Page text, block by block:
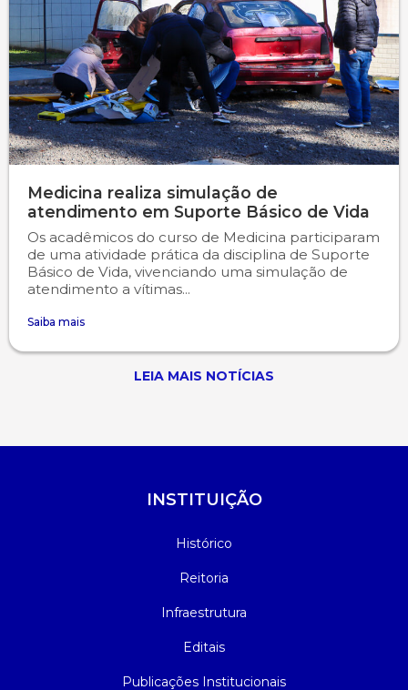
Medicina realiza simulação de
atendimento em Suporte Básico de Vida
Os acadêmicos do curso de Medicina participaram
de uma atividade prática da disciplina de Suporte
Básico de Vida, vivenciando uma simulação de
atendimento a vítimas...
Saiba mais
LEIA MAIS NOTÍCIAS
INSTITUIÇÃO
Histórico
Reitoria
Infraestrutura
Editais
Publicações Institucionais